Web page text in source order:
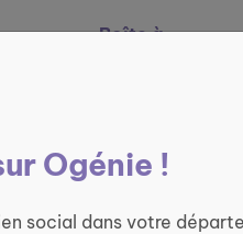
Boîte à
Ogénie !
social dans votre